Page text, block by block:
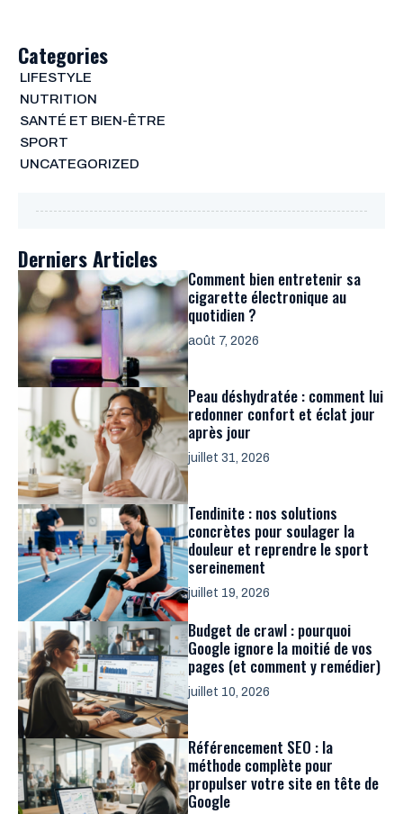
Categories
LIFESTYLE
NUTRITION
SANTÉ ET BIEN-ÊTRE
SPORT
UNCATEGORIZED
Derniers Articles
Comment bien entretenir sa
cigarette électronique au
quotidien ?
août 7, 2026
Peau déshydratée : comment lui
redonner confort et éclat jour
après jour
juillet 31, 2026
Tendinite : nos solutions
concrètes pour soulager la
douleur et reprendre le sport
sereinement
juillet 19, 2026
Budget de crawl : pourquoi
Google ignore la moitié de vos
pages (et comment y remédier)
juillet 10, 2026
Référencement SEO : la
méthode complète pour
propulser votre site en tête de
Google